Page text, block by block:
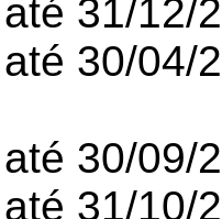
31/
30/04/
30/
31/10/